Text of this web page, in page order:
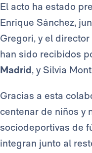
El acto ha estado
Enrique Sánchez,
Gregori, y el
han sido recibidos
Madrid, y Silvia
Gracias a esta
centenar de niños y
sociodeportivas de
integran junto al